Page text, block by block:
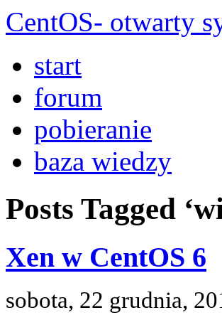
CentOS- otwarty
start
forum
pobieranie
baza wiedzy
Posts Tagged
Xen w CentOS 6
sobota, 22 grudnia,